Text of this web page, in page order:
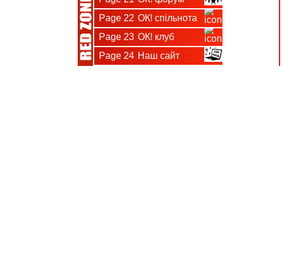
Page 22 ОК! спільнота
Page 23 ОК! клуб
Page 24 Наш сайт